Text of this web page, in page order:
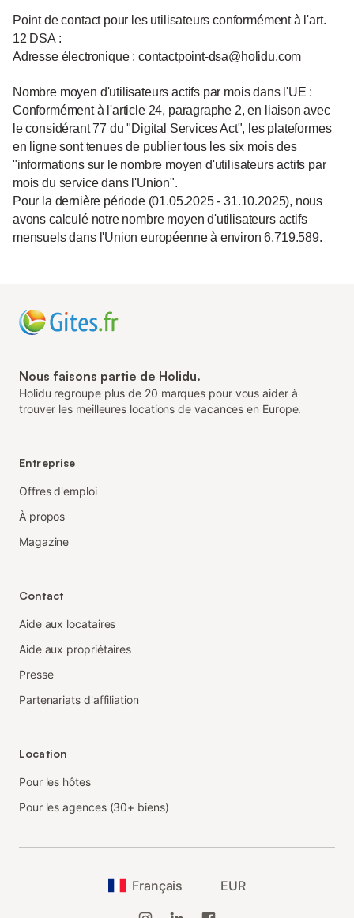
Point de contact pour les utilisateurs conformément à l'art.
12 DSA :
Adresse électronique : contactpoint-dsa@holidu.com
Nombre moyen d'utilisateurs actifs par mois dans l'UE :
Conformément à l'article 24, paragraphe 2, en liaison avec
le considérant 77 du "Digital Services Act", les plateformes
en ligne sont tenues de publier tous les six mois des
"informations sur le nombre moyen d'utilisateurs actifs par
mois du service dans l'Union".
Pour la dernière période (01.05.2025 - 31.10.2025), nous
avons calculé notre nombre moyen d'utilisateurs actifs
mensuels dans l'Union européenne à environ 6.719.589.
Nous faisons partie de Holidu.
Holidu regroupe plus de 20 marques pour vous aider à
trouver les meilleures locations de vacances en Europe.
Entreprise
Offres d'emploi
À propos
Magazine
Contact
Aide aux locataires
Aide aux propriétaires
Presse
Partenariats d'affiliation
Location
Pour les hôtes
Pour les agences (30+ biens)
Français EUR